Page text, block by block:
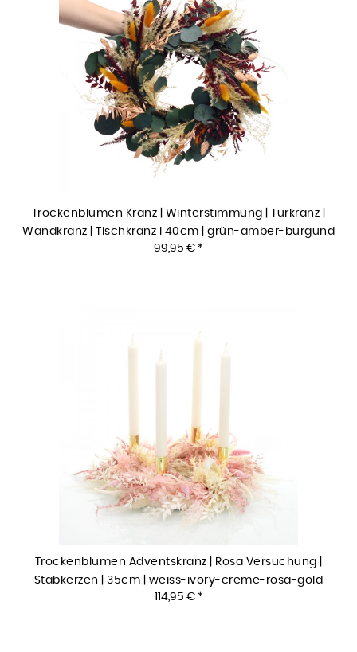
Trockenblumen Kranz | Winterstimmung | Türkranz |
Wandkranz | Tischkranz I 40cm | grün-amber-burgund
99,95 € *
Trockenblumen Adventskranz | Rosa Versuchung |
Stabkerzen | 35cm | weiss-ivory-creme-rosa-gold
114,95 € *